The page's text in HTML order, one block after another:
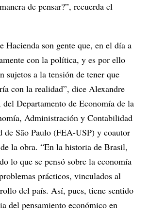
de pensar?”, recuerda el
Hacienda son gente que, en el día a
con la política, y es por ello
sujetos a la tensión de tener que
con la realidad”, dice Alexandre
del Departamento de Economía de la
Administración y Contabilidad
de São Paulo (FEA-USP) y coautor
la obra. “En la historia de Brasil,
lo que se pensó sobre la economía
prácticos, vinculados al
del país. Así, pues, tiene sentido
del pensamiento económico en